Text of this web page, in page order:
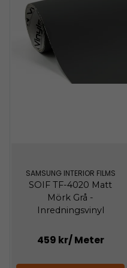
SAMSUNG INTERIOR FILMS
SOIF TF-4020 Matt
Mörk Grå -
Inredningsvinyl
459 kr/ Meter